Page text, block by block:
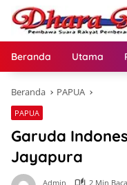
Langsung
konten
Beranda Utama
Beranda PAPUA
PAPUA
Garuda
Jayapura
Admin
2 Min Baca